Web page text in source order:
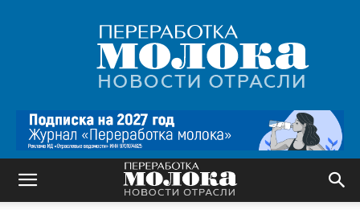
Переработка
молока
|
Новости